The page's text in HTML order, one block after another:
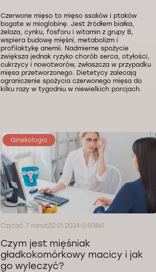
Czerwone mięso to mięso ssaków i ptaków
bogate w mioglobinę. Jest źródłem białka,
żelaza, cynku, fosforu i witamin z grupy B,
wspiera budowę mięśni, metabolizm i
profilaktykę anemii. Nadmierne spożycie
zwiększa jednak ryzyko chorób serca, otyłości,
cukrzycy i nowotworów, zwłaszcza w przypadku
mięsa przetworzonego. Dietetycy zalecają
ograniczenie spożycia czerwonego mięsa do
kilku razy w tygodniu w niewielkich porcjach.
Ginekologia
Czytać 7 minut22.01.2024 50861
Czym jest mięśniak
gładkokomórkowy macicy i jak
go wyleczyć?